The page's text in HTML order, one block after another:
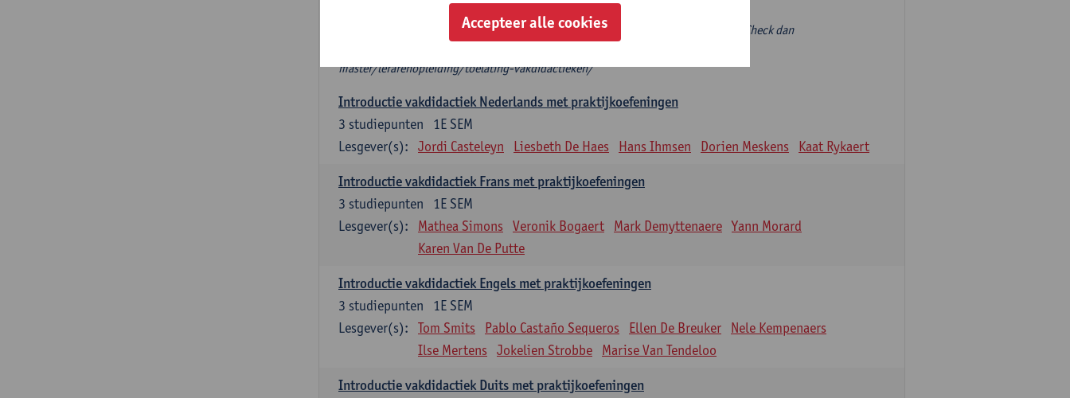
PAV mag je niet als enige vakdidactiek nemen.
Niet zeker welke (Introductie) vakdidactiek je op basis van je diploma mag volgen? Check dan
master/lerarenopleiding/toelating-vakdidactieken/
Introductie vakdidactiek Nederlands met praktijkoefeningen
1E SEM
3 studiepunten
Lesgever(s):
Jordi Casteleyn Liesbeth De Haes Hans Ihmsen Dorien Meskens Kaat Rykaert
Introductie vakdidactiek Frans met praktijkoefeningen
1E SEM
3 studiepunten
Lesgever(s):
Mathea Simons Veronik Bogaert Mark Demyttenaere Yann Morard
Karen Van De Putte
Introductie vakdidactiek Engels met praktijkoefeningen
1E SEM
3 studiepunten
Lesgever(s):
Tom Smits Pablo Castaño Sequeros Ellen De Breuker
Nele Kempenaers
Ilse Mertens Jokelien Strobbe Marise Van Tendeloo
Introductie vakdidactiek Duits met praktijkoefeningen
Accepteer alle cookies